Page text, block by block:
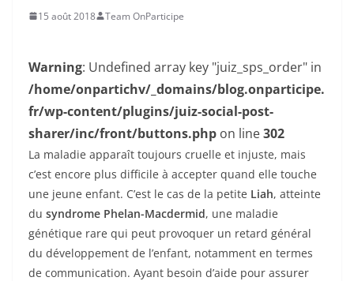
15 août 2018 Team OnParticipe
Warning: Undefined array key "juiz_sps_order" in
/home/onpartichv/_domains/blog.onparticipe.
fr/wp-content/plugins/juiz-social-post-
sharer/inc/front/buttons.php on line302
La maladie apparaît toujours cruelle et injuste, mais
c’est encore plus difficile à accepter quand elle touche
une jeune enfant. C’est le cas de la petite Liah, atteinte
du syndrome Phelan-Macdermid, une maladie
génétique rare qui peut provoquer un retard général
du développement de l’enfant, notamment en termes
de communication. Ayant besoin d’aide pour assurer